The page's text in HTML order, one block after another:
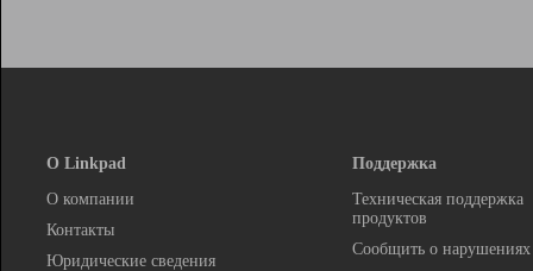
О Linkpad
О компании
Контакты
Юридические сведения
Поддержка
Техническая поддержка
продуктов
Сообщить о нарушениях